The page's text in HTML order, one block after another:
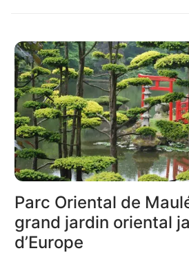
Parc Oriental de
grand jardin oriental
d’Europe